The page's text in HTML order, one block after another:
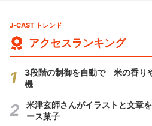
J-CAST トレンド
アクセスランキング
3段階の制御を自動で 米の香り
機
米津玄師さんがイラストと文章
ース菓子